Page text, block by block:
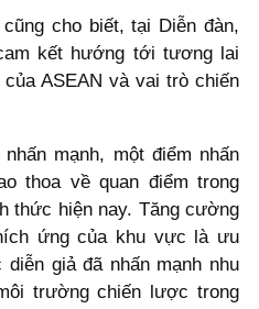
cho biết, tại Diễn đàn,
kết hướng tới tương lai
ASEAN và vai trò chiến
mạnh, một điểm nhấn
thoa về quan điểm trong
thức hiện nay. Tăng cường
ứng của khu vực là ưu
giả đã nhấn mạnh nhu
trường chiến lược trong